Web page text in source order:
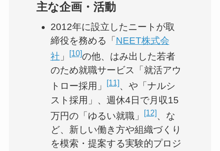
主な企画・活動
2012年に設立したニートが取
締役を務める「 NEET株式会
社 」 [10]の他、はみ出した若者
のため就職サービス「就活アウ
トロー採用」
[11]、や「ナルシ
スト採用」、週休4日で月収15
万円の「ゆるい就職」
[12]、な
ど、新しい働き方や組織づくり
を模索・提案する実験的プロジ